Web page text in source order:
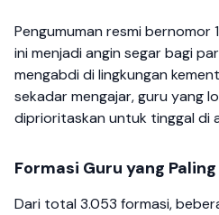
Pengumuman resmi bernomor
ini menjadi angin segar bagi
mengabdi di lingkungan
sekadar mengajar, guru yang
diprioritaskan untuk tinggal di
Formasi Guru yang
Dari total 3.053 formasi,